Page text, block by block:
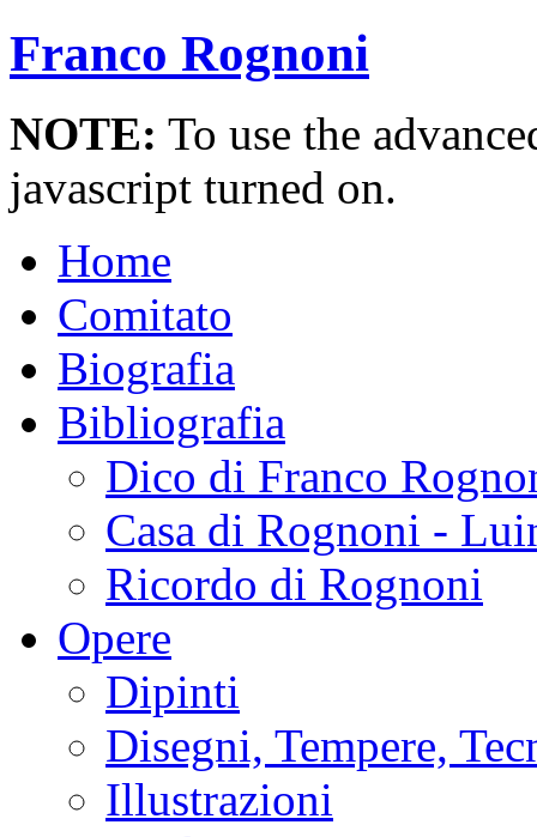
Franco Rognoni
NOTE: To use the
javascript turned on.
Home
Comitato
Biografia
Bibliografia
Dico di Franco
Casa di Rognoni -
Ricordo di Rognoni
Opere
Dipinti
Disegni, Tempere,
Illustrazioni